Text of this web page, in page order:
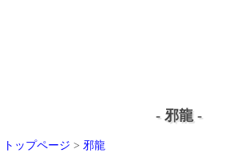
- 邪龍 -
トップページ > 邪龍